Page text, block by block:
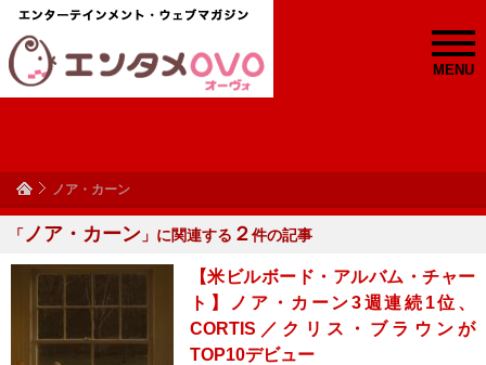
MENU
ノア・カーン
「ノア・カーン 」に関連する ２件の記事
【米ビルボード・アルバム・チャー
ト】ノア・カーン3週連続1位、
CORTIS／クリス・ブラウンが
TOP10デビュー